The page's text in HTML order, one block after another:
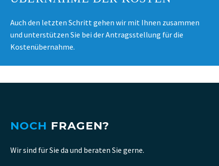
Auch den letzten Schritt gehen wir mit Ihnen zusammen
und unterstützen Sie bei der Antragsstellung für die
Kostenübernahme.
NOCH FRAGEN?
Wir sind für Sie da und beraten Sie gerne.